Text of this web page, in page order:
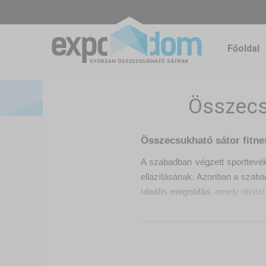
Főoldal
Összecsukható sátor
A szabadban végzett
ellazításának. Azonban a
ideális megoldás , amely